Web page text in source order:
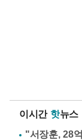
이시간 핫뉴스
"서장훈, 28